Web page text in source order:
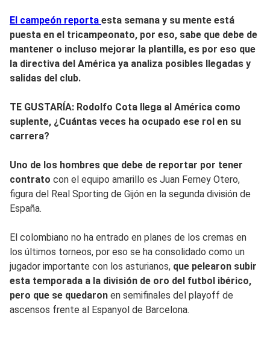
El campeón reporta esta semana y su mente está
puesta en el tricampeonato, por eso, sabe que debe de
mantener o incluso mejorar la plantilla, es por eso que
la directiva del América ya analiza posibles llegadas y
salidas del club.
TE GUSTARÍA: Rodolfo Cota llega al América como
suplente, ¿Cuántas veces ha ocupado ese rol en su
carrera?
Uno de los hombres que debe de reportar por tener
contrato con el equipo amarillo es Juan Ferney Otero,
figura del Real Sporting de Gijón en la segunda división de
España.
El colombiano no ha entrado en planes de los cremas en
los últimos torneos, por eso se ha consolidado como un
jugador importante con los asturianos, que pelearon subir
esta temporada a la división de oro del futbol ibérico,
pero que se quedaron en semifinales del playoff de
ascensos frente al Espanyol de Barcelona.